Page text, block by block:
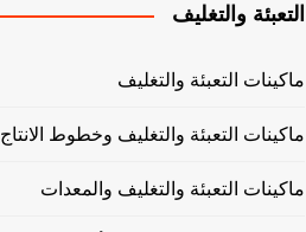
التعبئة والتغليف
ماكينات التعبئة والتغليف
ماكينات التعبئة والتغليف وخطوط الانتاج
ماكينات التعبئة والتغليف والمعدات